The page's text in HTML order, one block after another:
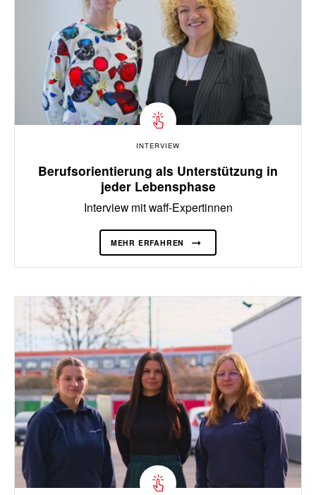
INTERVIEW
Berufsorientierung als Unterstützung in
jeder Lebensphase
Interview mit waff-Expertinnen
MEHR ERFAHREN